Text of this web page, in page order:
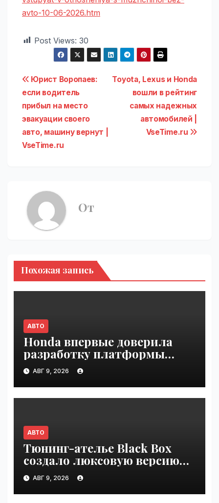
avto-10-06-2026.htm
Post Views: 30
Навигация
по
записям
Toyota, Lexus и Honda
вошли в рейтинг
самых надежных
автомобилей |
VseTime.ru
Юрист Воропаев:
если водитель
прибыл на место
эвакуации своего
авто, машину вернут |
VseTime.ru
От
Похожая запись
АВТО
Honda впервые доверила
разработку платформы
индийской компании Tata
Technologies | VseTime.ru
АВГ 9, 2026
АВТО
Тюнинг-ателье Black Box
создало люксовую версию
Land Cruiser 70 | VseTime.ru
АВГ 9, 2026